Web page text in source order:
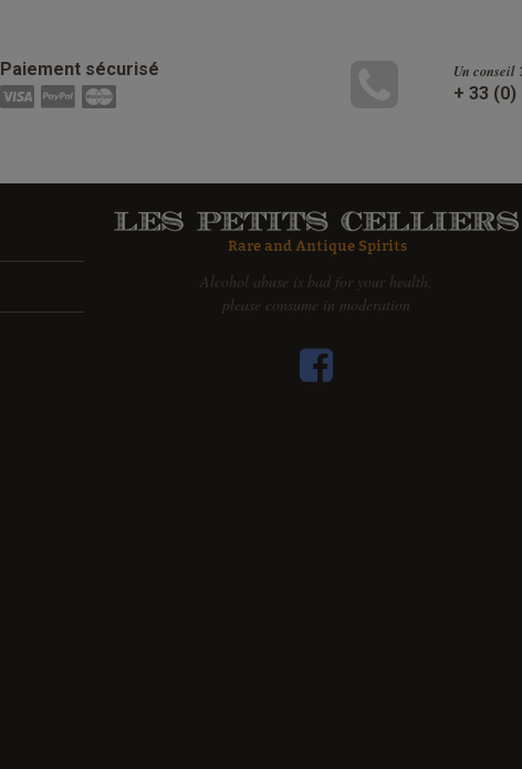
Paiement sécurisé Un conseil
+ 33 (0)
Alcohol abuse is bad for your health,
please consume in moderation